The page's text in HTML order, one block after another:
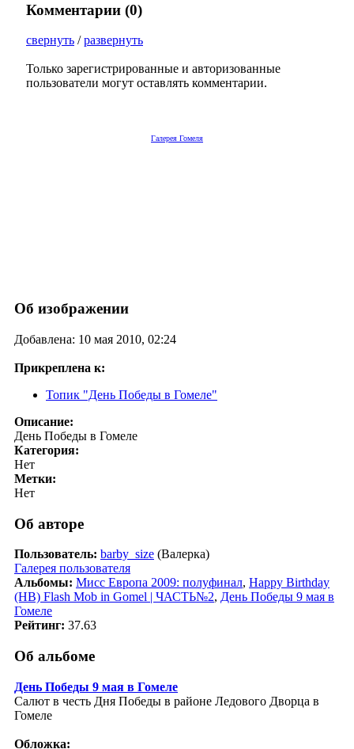
Комментарии (0)
свернуть /развернуть
Только зарегистрированные и авторизованные
пользователи могут оставлять комментарии.
Галерея Гомеля
Об изображении
Добавлена: 10 мая 2010, 02:24
Прикреплена к:
Топик "День Победы в Гомеле"
Описание:
День Победы в Гомеле
Категория:
Нет
Метки:
Нет
Об авторе
Пользователь: barby_size (Валерка)
Галерея пользователя
Альбомы: Мисс Европа 2009: полуфинал, Happy Birthday
(HB) Flash Mob in Gomel | ЧАСТЬ№2, День Победы 9 мая в
Гомеле
Рейтинг: 37.63
Об альбоме
День Победы 9 мая в Гомеле
Салют в честь Дня Победы в районе Ледового Дворца в
Гомеле
Обложка: